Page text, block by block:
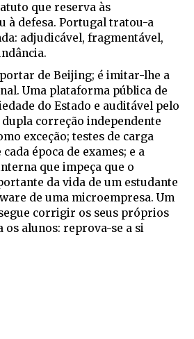
que reserva às
à defesa. Portugal tratou-a
adjudicável, fragmentável,
de Beijing; é imitar-lhe a
Uma plataforma pública de
do Estado e auditável pelo
correção independente
exceção; testes de carga
época de exames; e a
que impeça que o
da vida de um estudante
de uma microempresa. Um
corrigir os seus próprios
os alunos: reprova-se a si